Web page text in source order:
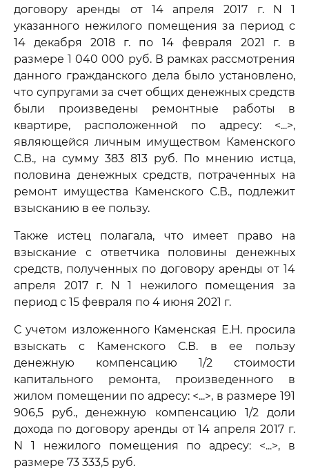
договору аренды от 14 апреля 2017 г. N 1
указанного нежилого помещения за период с
14 декабря 2018 г. по 14 февраля 2021 г. в
размере 1 040 000 руб. В рамках рассмотрения
данного гражданского дела было установлено,
что супругами за счет общих денежных средств
были произведены ремонтные работы в
квартире, расположенной по адресу: <...>,
являющейся личным имуществом Каменского
С.В., на сумму 383 813 руб. По мнению истца,
половина денежных средств, потраченных на
ремонт имущества Каменского С.В., подлежит
взысканию в ее пользу.
Также истец полагала, что имеет право на
взыскание с ответчика половины денежных
средств, полученных по договору аренды от 14
апреля 2017 г. N 1 нежилого помещения за
период с 15 февраля по 4 июня 2021 г.
С учетом изложенного Каменская Е.Н. просила
взыскать с Каменского С.В. в ее пользу
денежную компенсацию 1/2 стоимости
капитального ремонта, произведенного в
жилом помещении по адресу: <...>, в размере 191
906,5 руб., денежную компенсацию 1/2 доли
дохода по договору аренды от 14 апреля 2017 г.
N 1 нежилого помещения по адресу: <...>, в
размере 73 333,5 руб.